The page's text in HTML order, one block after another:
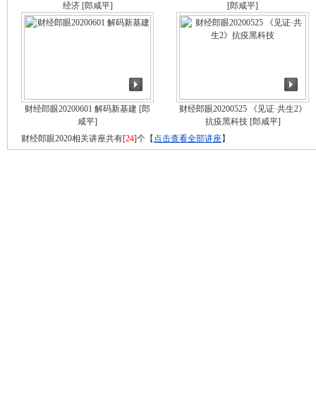
经济[郎咸平]
[郎咸平]
财经郎眼20200601 解码新基建 [郎
咸平]
财经郎眼20200525 《见证·共生2》
抗疫黑科技[郎咸平]
财经郎眼2020相关讲座共有[24]个【 点击查看全部讲座】